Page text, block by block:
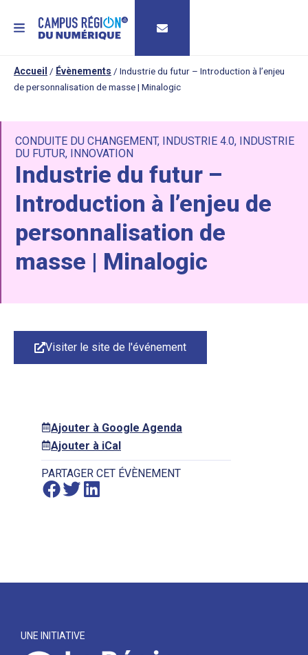
MENU
Accueil / Évènements / Industrie du futur – Introduction à l’enjeu
de personnalisation de masse | Minalogic
CONDUITE DU CHANGEMENT, INDUSTRIE 4.0, INDUSTRIE
DU FUTUR, INNOVATION
Industrie du futur –
Introduction à l’enjeu de
personnalisation de
masse | Minalogic
Visiter le site de l'événement
Ajouter à Google Agenda
Ajouter à iCal
PARTAGER CET ÉVÈNEMENT
UNE INITIATIVE